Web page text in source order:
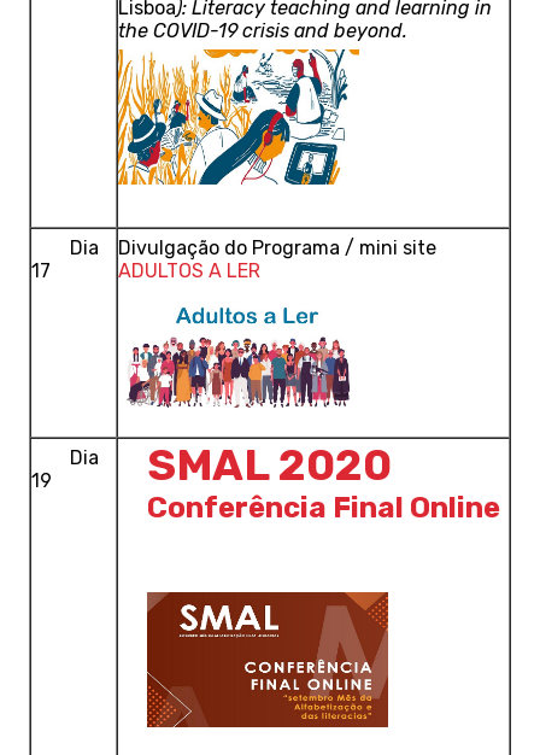
Lisboa): Literacy teaching and learning in
the COVID-19 crisis and beyond.
Dia
17
Divulgação do Programa / mini site
ADULTOS A LER
Dia
19
SMAL 2020
Conferência Final Online